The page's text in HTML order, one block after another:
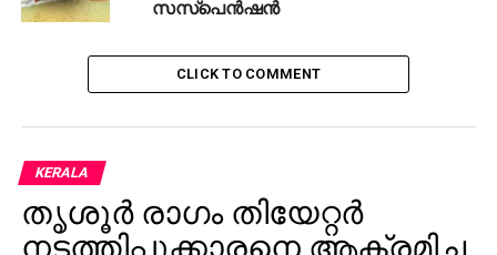
തുടങ്ങിയ ഇടങ്ങളിൽ തീപിടുത്തങ്ങൾ
വർധിക്കാനും വ്യാപിക്കാനുമുള്ള സാധ്യത
കൂടുതലാണ്. ഫയർ ഓഡിറ്റ് നടത്തേണ്ടതും
സ്വീകരിക്കുകയും ചെയ്യേണ്ടതാണ്. ഇവയോട്
ചേർന്ന് താമസിക്കുന്നവരും സ്ഥാപനങ്ങൾ
നടത്തുന്നവരും പ്രത്യേകം ജാഗ്രത പാലിക്കുക.
ചൂട് അധികരിക്കുന്ന സാഹചര്യത്തിൽ കാട്ടുതീ
വ്യാപിക്കാനുള്ള സാധ്യതയുണ്ട്.
സസ്‌പെന്‍ഷന്‍
CLICK TO COMMENT
KERALA
തൃശൂര്‍ രാഗം തിയേറ്റര്‍
നടത്തിപ്പുക്കാരനെ ആക്രമിച്ച